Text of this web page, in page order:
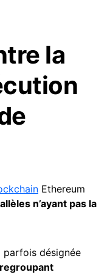
la
Ethereum
n’ayant pas la
parfois désignée